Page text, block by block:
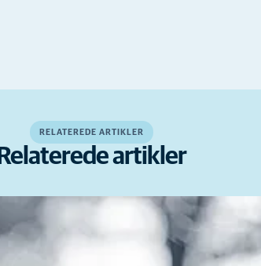
RELATEREDE ARTIKLER
Relaterede artikler